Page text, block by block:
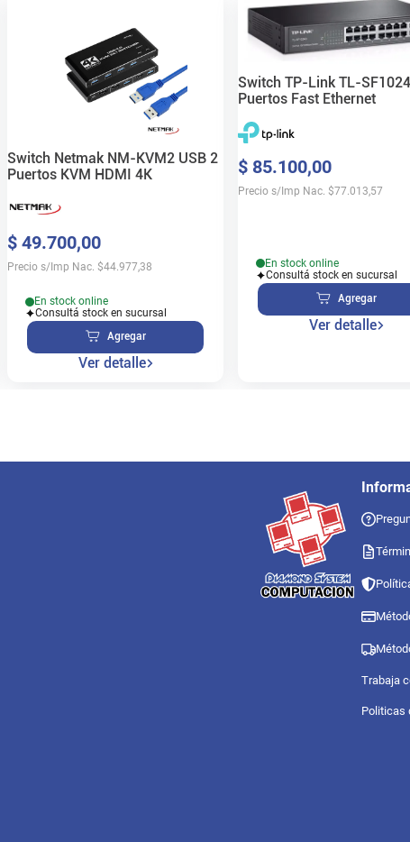
Switch Netmak NM-KVM2 USB 2
Puertos KVM HDMI 4K
$ 49.700,00
Precio s/Imp Nac. $44.977,38
En stock online
Consultá stock en sucursal
Agregar
Ver detalle
Switch TP-Link TL-
Puertos Fast Ethernet
$ 85.100,00
Precio s/Imp Nac. $77.013,57
En stock online
Consultá stock en sucursal
Agregar
Ver detalle
Trabaja
Politicas